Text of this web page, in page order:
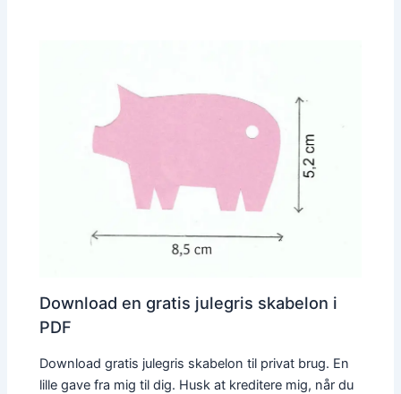
Download en gratis julegris skabelon i
PDF
Download gratis julegris skabelon til privat brug. En
lille gave fra mig til dig. Husk at kreditere mig, når du